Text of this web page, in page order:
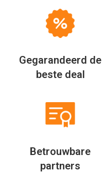
Gegarandeerd de
beste deal
Betrouwbare
partners